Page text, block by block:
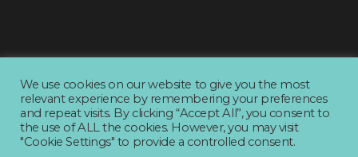
Created bySHARE
We use cookies on our website to give you the most
relevant experience by remembering your preferences
and repeat visits. By clicking “Accept All”, you consent to
the use of ALL the cookies. However, you may visit
"Cookie Settings" to provide a controlled consent.